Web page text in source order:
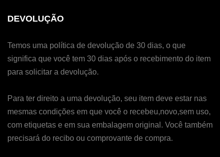
DEVOLUÇÃO
Temos uma política de devolução de 30 dias, o que
significa que você tem 30 dias após o recebimento do item
para solicitar a devolução.
Para ter direito a uma devolução, seu item deve estar nas
mesmas condições em que você o recebeu,novo,sem uso,
com etiquetas e em sua embalagem original. Você também
precisará do recibo ou comprovante de compra.